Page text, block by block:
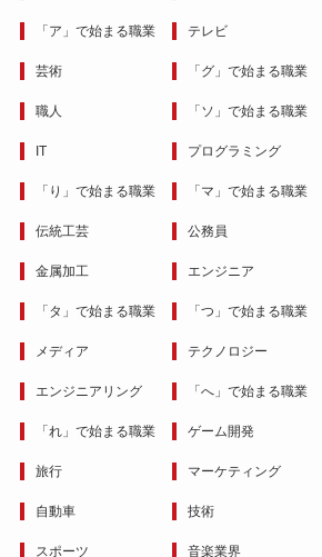
「ア」で始まる職業 テレビ
芸術 「グ」で始まる職業
職人 「ソ」で始まる職業
IT プログラミング
「り」で始まる職業 「マ」で始まる職業
伝統工芸 公務員
金属加工 エンジニア
「タ」で始まる職業 「つ」で始まる職業
メディア テクノロジー
エンジニアリング 「へ」で始まる職業
「れ」で始まる職業 ゲーム開発
旅行 マーケティング
自動車 技術
スポーツ 音楽業界